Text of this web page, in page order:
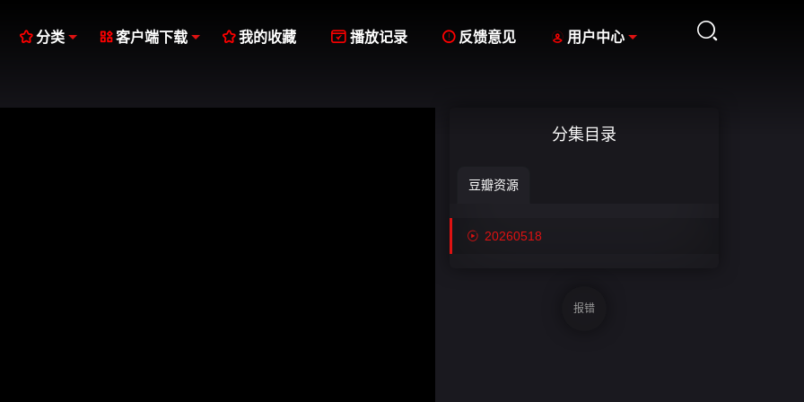

分类 客户端下载 我的收藏  播放记录  反馈意见  用户中心
分集目录
豆瓣资源
 20260518
报错